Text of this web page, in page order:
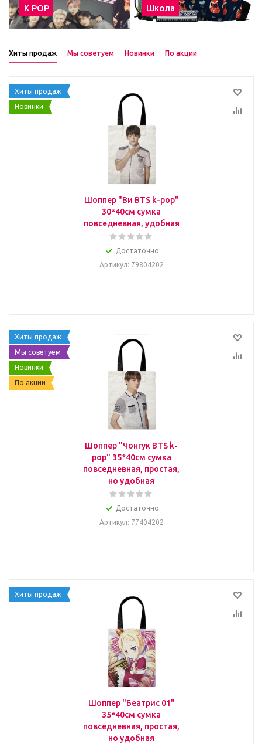
К POP Школа
Хиты продаж Мы советуем Новинки По акции
Хиты продаж
Новинки
Шоппер "Ви BTS k-pop"
30*40см сумка
повседневная, удобная
Достаточно
Артикул: 79804202
Хиты продаж
Мы советуем
Новинки
По акции
Шоппер "Чонгук BTS k-
pop" 35*40см сумка
повседневная, простая,
но удобная
Достаточно
Артикул: 77404202
Хиты продаж
Шоппер "Беатрис 01"
35*40см сумка
повседневная, простая,
но удобная